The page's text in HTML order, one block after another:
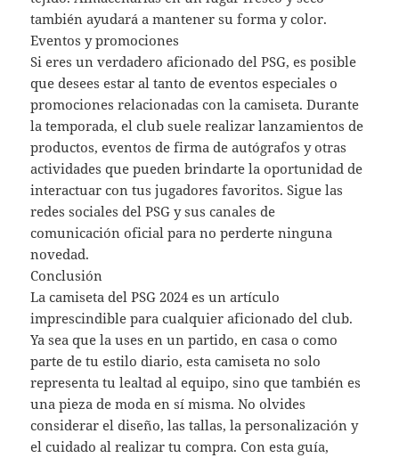
también ayudará a mantener su forma y color.
Eventos y promociones
Si eres un verdadero aficionado del PSG, es posible
que desees estar al tanto de eventos especiales o
promociones relacionadas con la camiseta. Durante
la temporada, el club suele realizar lanzamientos de
productos, eventos de firma de autógrafos y otras
actividades que pueden brindarte la oportunidad de
interactuar con tus jugadores favoritos. Sigue las
redes sociales del PSG y sus canales de
comunicación oficial para no perderte ninguna
novedad.
Conclusión
La camiseta del PSG 2024 es un artículo
imprescindible para cualquier aficionado del club.
Ya sea que la uses en un partido, en casa o como
parte de tu estilo diario, esta camiseta no solo
representa tu lealtad al equipo, sino que también es
una pieza de moda en sí misma. No olvides
considerar el diseño, las tallas, la personalización y
el cuidado al realizar tu compra. Con esta guía,